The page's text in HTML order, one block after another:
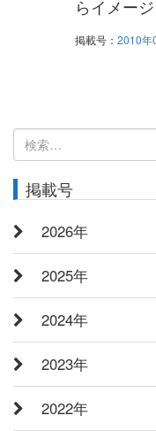
らイメー
掲載号： 2010年
検
索:
掲載号
2026年
2025年
2024年
2023年
2022年